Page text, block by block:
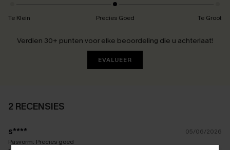
Te Klein Precies Goed Te Groot
Verdien 30+ punten voor elke beoordeling die u achterlaat!
EVALUEER
2 RECENSIES
s****
05/06/2026
Pasvorm: Precies goed